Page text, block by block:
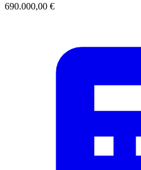
690.000,00 €